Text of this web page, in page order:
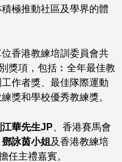
極推動社區及學界的體
香港教練培訓委員會共
獎項，包括︰全年最佳教
作者獎、最佳隊際運動
獎和學校優秀教練獎。
華先生JP 、香港賽馬會
鄧詠茵小姐及香港教練培
任主禮嘉賓。